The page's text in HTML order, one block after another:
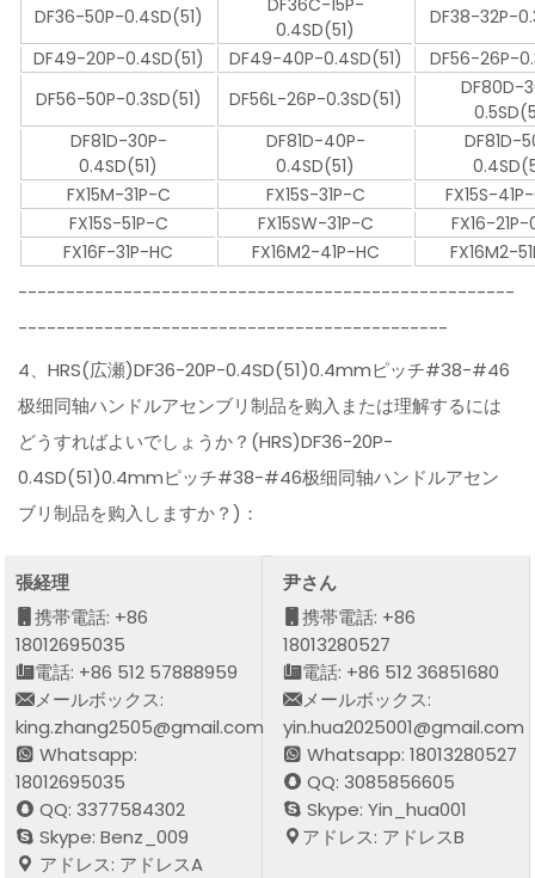
DF36-50P-0.4SD(51)
DF36C-15P-
0.4SD(51)
DF38-32P-
DF49-20P-0.4SD(51)
DF49-40P-0.4SD(51)
DF56-26P-
DF56-50P-0.3SD(51)
DF56L-26P-0.3SD(51)
DF80D-
DF81D-30P-
0.4SD(51)
DF81D-40P-
0.4SD(51)
DF81D-
FX15M-31P-C
FX15S-31P-C
FX15S-
FX15S-51P-C
FX15SW-31P-C
FX16-21P-
FX16F-31P-HC
FX16M2-41P-HC FX16M2-
----------------------------------------------------
---------------------------------------------
4、HRS(広瀬)DF36-20P-0.4SD(51)0.4mmピッチ#38-#46
极细同轴ハンドルアセンブリ制品を购入または理解するには
どうすればよいでしょうか？(HRS)DF36-20P-
0.4SD(51)0.4mmピッチ#38-#46极细同轴ハンドルアセン
ブリ制品を购入しますか？)：
張経理
携帯電話: +86
18012695035
電話: +86 512 57888959
メールボックス:
king.zhang2505@gmail.com
Whatsapp:
18012695035
QQ: 3377584302
Skype: Benz_009
アドレス: アドレスA
尹さん
携帯電話: +86
18013280527
電話: +86 512 36851680
メールボックス:
yin.hua2025001@gmail.com
Whatsapp: 18013280527
QQ: 3085856605
Skype: Yin_hua001
アドレス: アドレスB